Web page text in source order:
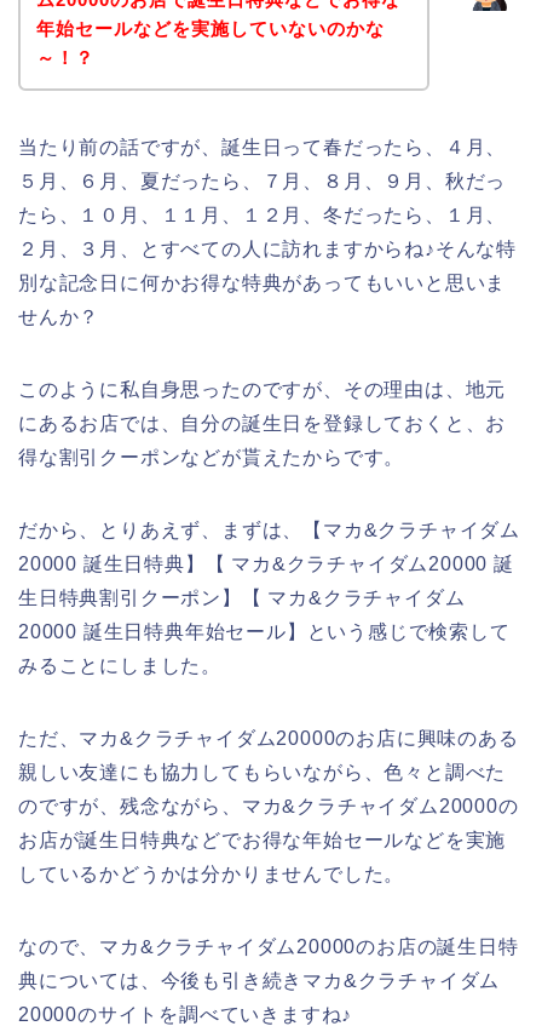
年始セールなどを実施していないのかな
～！？
当たり前の話ですが、誕生日って春だったら、４月、
５月、６月、夏だったら、７月、８月、９月、秋だっ
たら、１０月、１１月、１２月、冬だったら、１月、
２月、３月、とすべての人に訪れますからね♪そんな特
別な記念日に何かお得な特典があってもいいと思いま
せんか？
このように私自身思ったのですが、その理由は、地元
にあるお店では、自分の誕生日を登録しておくと、お
得な割引クーポンなどが貰えたからです。
だから、とりあえず、まずは、【マカ&クラチャイダム
20000 誕生日特典】【 マカ&クラチャイダム20000 誕
生日特典割引クーポン】【 マカ&クラチャイダム
20000 誕生日特典年始セール】という感じで検索して
みることにしました。
ただ、マカ&クラチャイダム20000のお店に興味のある
親しい友達にも協力してもらいながら、色々と調べた
のですが、残念ながら、マカ&クラチャイダム20000の
お店が誕生日特典などでお得な年始セールなどを実施
しているかどうかは分かりませんでした。
なので、マカ&クラチャイダム20000のお店の誕生日特
典については、今後も引き続きマカ&クラチャイダム
20000のサイトを調べていきますね♪